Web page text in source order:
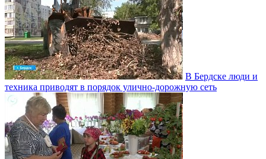
В Бердске люди и
техника приводят в порядок улично‑дорожную сеть